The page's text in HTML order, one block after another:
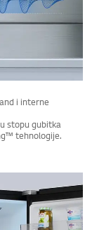
i interne
stopu gubitka
tehnologije.